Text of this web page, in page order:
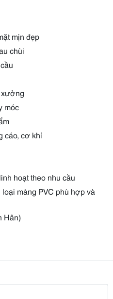
mịn đẹp
chùi
xưởng
móc
cáo, cơ khí
hoạt theo nhu cầu
màng PVC phù hợp và
Hân)